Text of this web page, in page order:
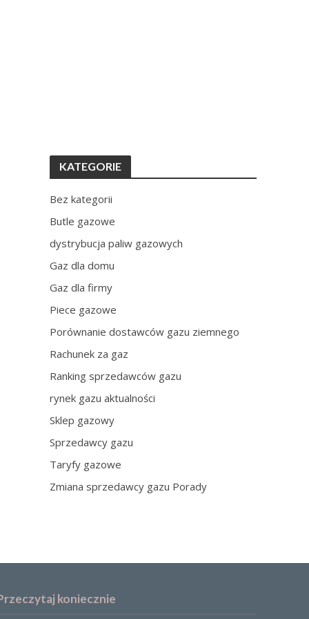
KATEGORIE
Bez kategorii
Butle gazowe
dystrybucja paliw gazowych
Gaz dla domu
Gaz dla firmy
Piece gazowe
Porównanie dostawców gazu ziemnego
Rachunek za gaz
Ranking sprzedawców gazu
rynek gazu aktualności
Sklep gazowy
Sprzedawcy gazu
Taryfy gazowe
Zmiana sprzedawcy gazu Porady
koniecznie